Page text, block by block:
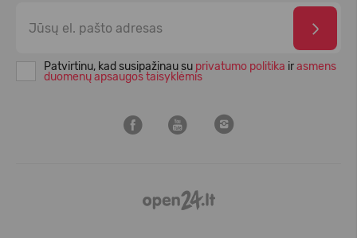
Patvirtinu, kad susipažinau su privatumo politika irasmens
duomenų apsaugos taisyklėmis